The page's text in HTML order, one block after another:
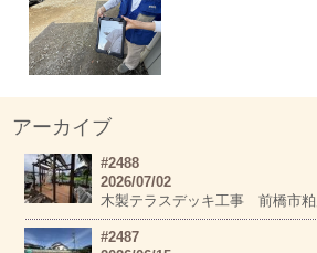
アーカイブ
#2488
2026/07/02
木製テラスデッキ工事 前橋市粕
#2487